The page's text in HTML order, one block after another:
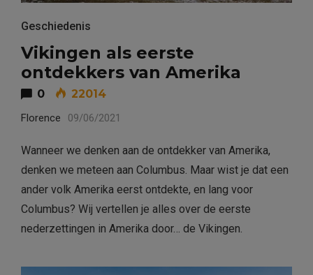
Geschiedenis
Vikingen als eerste
ontdekkers van Amerika
0 22014
Florence 09/06/2021
Wanneer we denken aan de ontdekker van Amerika,
denken we meteen aan Columbus. Maar wist je dat een
ander volk Amerika eerst ontdekte, en lang voor
Columbus? Wij vertellen je alles over de eerste
nederzettingen in Amerika door… de Vikingen.